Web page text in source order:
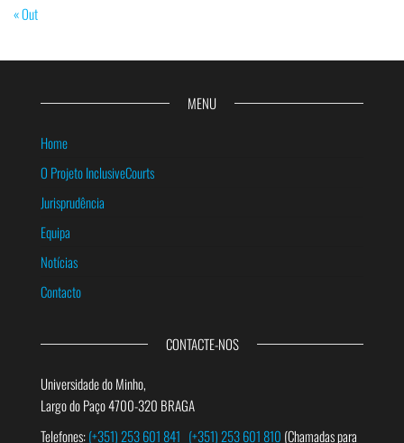
« Out
MENU
Home
O Projeto InclusiveCourts
Jurisprudência
Equipa
Notícias
Contacto
CONTACTE-NOS
Universidade do Minho,
Largo do Paço 4700-320 BRAGA
Telefones:(+351) 253 601 841 (+351) 253 601 810 (Chamadas para